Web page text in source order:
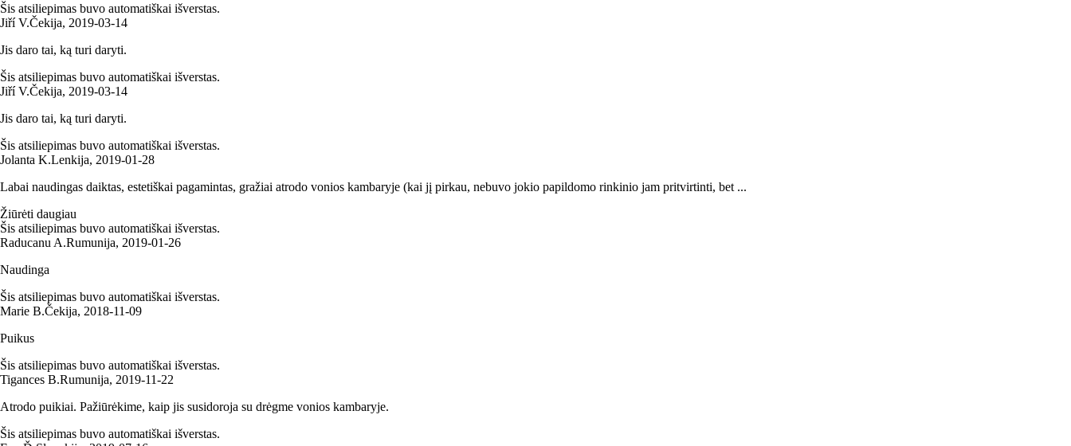
Šis atsiliepimas buvo automatiškai išverstas.
Jiří V.Čekija, 2019‑03‑14
Jis daro tai, ką turi daryti.
Šis atsiliepimas buvo automatiškai išverstas.
Jiří V.Čekija, 2019‑03‑14
Jis daro tai, ką turi daryti.
Šis atsiliepimas buvo automatiškai išverstas.
Jolanta K.Lenkija, 2019‑01‑28
Labai naudingas daiktas, estetiškai pagamintas, gražiai atrodo vonios kambaryje (kai jį pirkau, nebuvo jokio papildomo rinkinio jam pritvirtinti, bet ...
Žiūrėti daugiau
Šis atsiliepimas buvo automatiškai išverstas.
Raducanu A.Rumunija, 2019‑01‑26
Naudinga
Šis atsiliepimas buvo automatiškai išverstas.
Marie B.Čekija, 2018‑11‑09
Puikus
Šis atsiliepimas buvo automatiškai išverstas.
Tigances B.Rumunija, 2019‑11‑22
Atrodo puikiai. Pažiūrėkime, kaip jis susidoroja su drėgme vonios kambaryje.
Šis atsiliepimas buvo automatiškai išverstas.